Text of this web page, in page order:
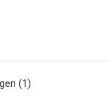
(1)